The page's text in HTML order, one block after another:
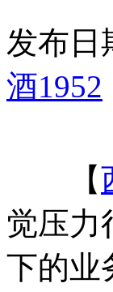
发布日
酒1952
【
觉压力
下的业